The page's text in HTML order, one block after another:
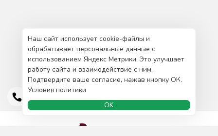
Наш сайт использует cookie-файлы и
обрабатывает персональные данные с
использованием Яндекс Метрики. Это улучшает
работу сайта и взаимодействие с ним.
Подтвердите ваше согласие, нажав кнопку ОК.
Условия политики
OK